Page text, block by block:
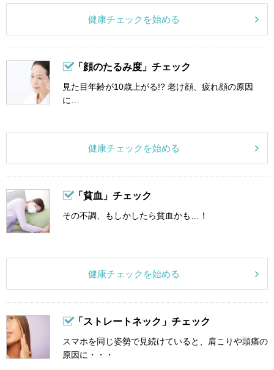
健康チェックを始める
「顔のたるみ度」チェック
見た目年齢が10歳上がる!? 老け顔、疲れ顔の原因
に…
健康チェックを始める
「貧血」チェック
その不調、もしかしたら貧血かも…！
健康チェックを始める
「ストレートネック」チェック
スマホを同じ姿勢で見続けていると、肩こりや頭痛の
原因に・・・